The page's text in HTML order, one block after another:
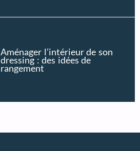
Aménager l’intérieur de son
dressing : des idées de
rangement